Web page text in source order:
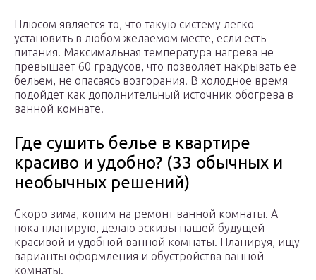
Плюсом является то, что такую систему легко
установить в любом желаемом месте, если есть
питания. Максимальная температура нагрева не
превышает 60 градусов, что позволяет накрывать ее
бельем, не опасаясь возгорания. В холодное время
подойдет как дополнительный источник обогрева в
ванной комнате.
Где сушить белье в квартире
красиво и удобно? (33 обычных и
необычных решений)
Скоро зима, копим на ремонт ванной комнаты. А
пока планирую, делаю эскизы нашей будущей
красивой и удобной ванной комнаты. Планируя, ищу
варианты оформления и обустройства ванной
комнаты.